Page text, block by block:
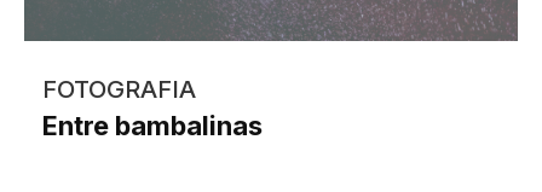
FOTOGRAFIA
Entre bambalinas